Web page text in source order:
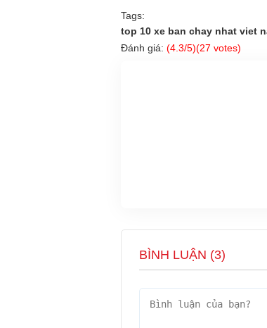
Tags:
top 10 xe ban chay nhat viet
Đánh giá: (4.3/5)(27 votes)
BÌNH LUẬN (3)